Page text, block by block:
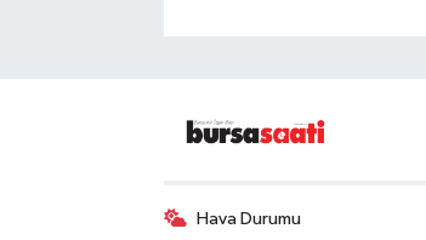
Hava Durumu